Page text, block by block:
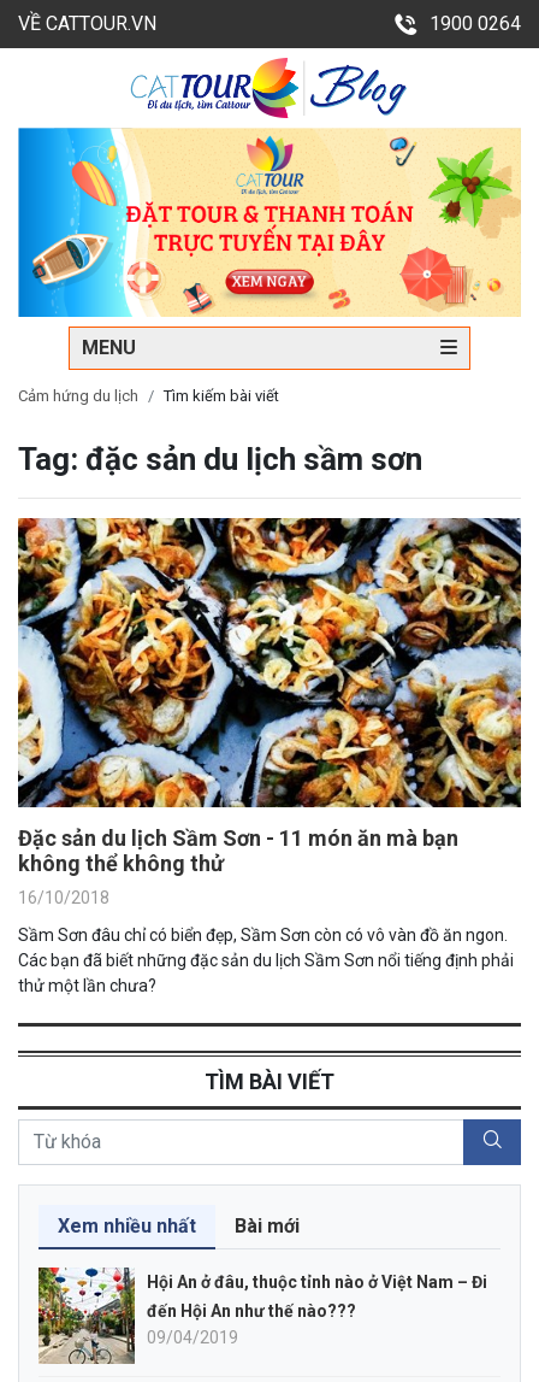
VỀ CATTOUR.VN 1900 0264
MENU
Cảm hứng du lịch Tìm kiếm bài viết
Tag: đặc sản du lịch sầm sơn
Đặc sản du lịch Sầm Sơn - 11 món ăn mà bạn
không thể không thử
16/10/2018
Sầm Sơn đâu chỉ có biển đẹp, Sầm Sơn còn có vô vàn đồ ăn ngon.
Các bạn đã biết những đặc sản du lịch Sầm Sơn nổi tiếng định phải
thử một lần chưa?
TÌM BÀI VIẾT
Xem nhiều nhất Bài mới
Hội An ở đâu, thuộc tỉnh nào ở Việt Nam – Đi
đến Hội An như thế nào???
09/04/2019